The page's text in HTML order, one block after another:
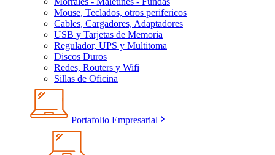
Mouse, Teclados, otros perifericos
Cables, Cargadores, Adaptadores
USB y Tarjetas de Memoria
Regulador, UPS y Multitoma
Discos Duros
Redes, Routers y Wifi
Sillas de Oficina
Portafolio Empresarial